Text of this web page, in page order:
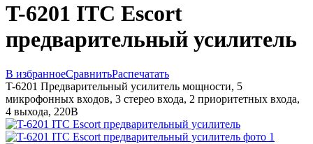
T-6201 ITC Escort
предварительный усилитель
В избранноеСравнитьРаспечатать
T-6201 Предварительный усилитель мощности, 5
микрофонных входов, 3 стерео входа, 2 приоритетных входа,
4 выхода, 220В